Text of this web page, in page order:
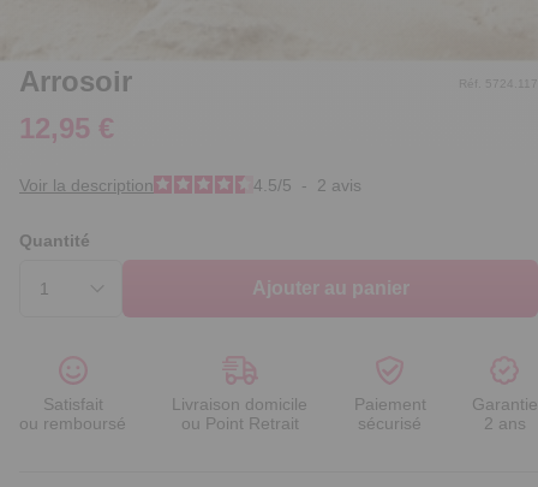
Arrosoir Réf. 5724.117
12,95 €
Voir la description 4.5/5 - 2 avis
Quantité
Ajouter au panier
Satisfait
ou remboursé
Livraison domicile
ou Point Retrait
Paiement
sécurisé
Garantie
2 ans